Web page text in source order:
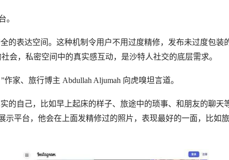
。
的表达空间。这种机制令用户不用过度精修，发布未过度包装
会，私密空间中的真实感互动，是沙特人社交的底层需求。
作家、旅行博主 Abdullah Aljumah 向虎嗅坦言道。
的自己，比如早上起床的样子、旅途中的琐事、和朋友的聊天
示平台，他会在上面发精修过的照片，表现最好的一面，比如